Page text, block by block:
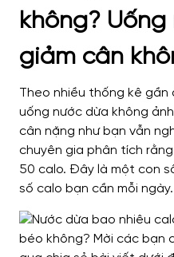
không?
giảm cân
Theo nhiều thống kê gần
uống nước dừa không
cân nặng như bạn vẫn
chuyên gia phân tích
50 calo. Đây là một con
số calo bạn cần mỗi ngày.